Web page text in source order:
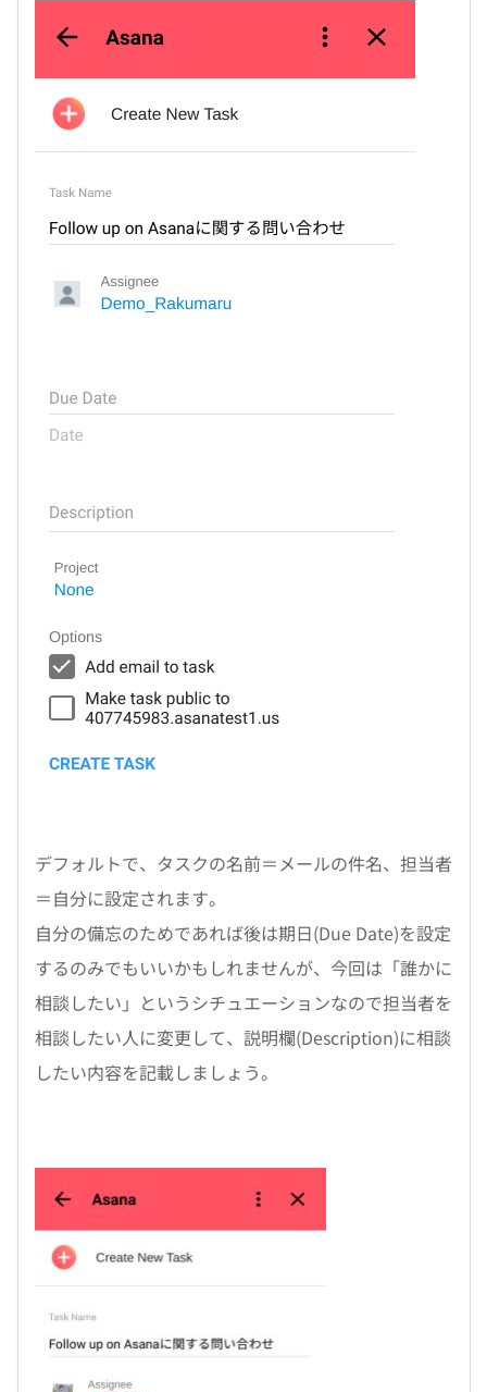
デフォルトで、タスクの名前＝メールの件名、担当者
＝自分に設定されます。
自分の備忘のためであれば後は期日(Due Date)を設定
するのみでもいいかもしれませんが、今回は「誰かに
相談したい」というシチュエーションなので担当者を
相談したい人に変更して、説明欄(Description)に相談
したい内容を記載しましょう。